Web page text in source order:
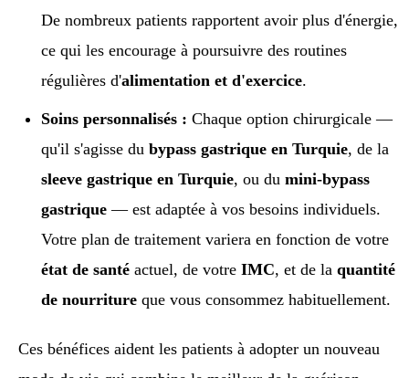
De nombreux patients rapportent avoir plus d'énergie,
ce qui les encourage à poursuivre des routines
régulières d'alimentation et d'exercice.
Soins personnalisés :Chaque option chirurgicale —
qu'il s'agisse dubypass gastrique en Turquie, de la
sleeve gastrique en Turquie, ou dumini-bypass
gastrique — est adaptée à vos besoins individuels.
Votre plan de traitement variera en fonction de votre
état de santé actuel, de votreIMC, et de laquantité
de nourriture que vous consommez habituellement.
Ces bénéfices aident les patients à adopter un nouveau